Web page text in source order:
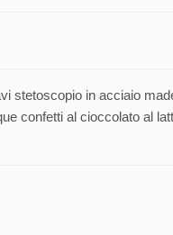
stetoscopio in acciaio
confetti al cioccolato al